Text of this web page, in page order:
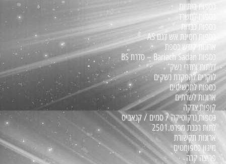
כספות ביתיות
כספות למשרד
כספות כבדות
כספות חסינת אש דגם AS
ארונות קודש כספת
כספות Bariach Sadan – סדרת BS
דלתות וחדרי נשק
לוקרים להפקדת נשקים
כספות לתכשיטים
ארונות לשרתים
קופות צדקה
כספות נרקוטיקה / סמים / קנאביס
לתות רכבת מפרט 2501
ארונות תקשורת
מיגון כספומטים
פריצה קרה